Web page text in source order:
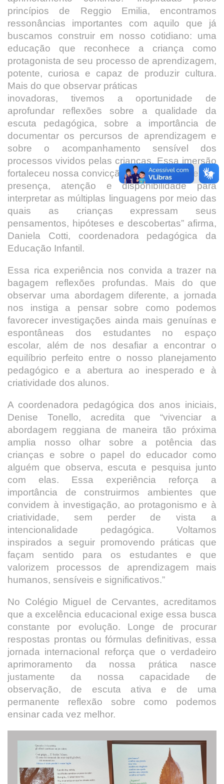
princípios de Reggio Emilia, encontramos
ressonâncias importantes com aquilo que já
buscamos construir em nosso cotidiano: uma
educação que reconhece a criança como
protagonista de seu processo de aprendizagem,
potente, curiosa e capaz de produzir cultura.
Mais do que observar práticas
inovadoras, tivemos a oportunidade de
aprofundar reflexões sobre a qualidade da
escuta pedagógica, sobre a importância de
documentar os percursos de aprendizagem e
sobre o acompanhamento sensível dos
processos vividos pelas crianças. Essa imersão
fortaleceu nossa convicção de que educar exige
presença, atenção e disponibilidade para
interpretar as múltiplas linguagens por meio das
quais as crianças expressam seus
pensamentos, hipóteses e descobertas” afirma,
Daniela Cotti, coordenadora pedagógica da
Educação Infantil.
Essa rica experiência nos convida a trazer na
bagagem reflexões profundas. Mais do que
observar uma abordagem diferente, a jornada
nos instiga a pensar sobre como podemos
favorecer investigações ainda mais genuínas e
espontâneas dos estudantes no espaço
escolar, além de nos desafiar a encontrar o
equilíbrio perfeito entre o nosso planejamento
pedagógico e a abertura ao inesperado e à
criatividade dos alunos.
A coordenadora pedagógica dos anos iniciais,
Denise Tonello, acredita que “vivenciar a
abordagem reggiana de maneira tão próxima
amplia nosso olhar sobre a potência das
crianças e sobre o papel do educador como
alguém que observa, escuta e pesquisa junto
com elas. Essa experiência reforça a
importância de construirmos ambientes que
convidem à investigação, ao protagonismo e à
criatividade, sem perder de vista a
intencionalidade pedagógica. Voltamos
inspirados a seguir promovendo práticas que
façam sentido para os estudantes e que
valorizem processos de aprendizagem mais
humanos, sensíveis e significativos.”
No Colégio Miguel de Cervantes, acreditamos
que a excelência educacional exige essa busca
constante por evolução. Longe de procurar
respostas prontas ou fórmulas definitivas, essa
jornada internacional reforça que o verdadeiro
aprimoramento da nossa prática nasce
justamente da nossa capacidade de
observação, de escuta ativa e de uma
permanente reflexão sobre como podemos
ensinar cada vez melhor.